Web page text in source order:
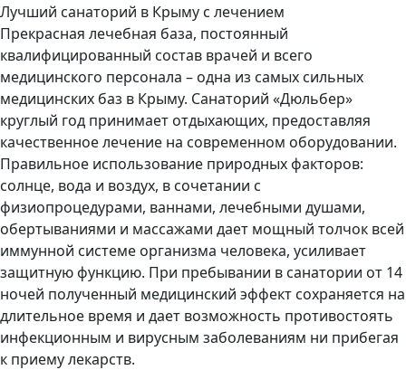
Лучший санаторий в Крыму с лечением
Прекрасная лечебная база, постоянный
квалифицированный состав врачей и всего
медицинского персонала – одна из самых сильных
медицинских баз в Крыму. Санаторий «Дюльбер»
круглый год принимает отдыхающих, предоставляя
качественное лечение на современном оборудовании.
Правильное использование природных факторов:
солнце, вода и воздух, в сочетании с
физиопроцедурами, ваннами, лечебными душами,
обертываниями и массажами дает мощный толчок всей
иммунной системе организма человека, усиливает
защитную функцию. При пребывании в санатории от 14
ночей полученный медицинский эффект сохраняется на
длительное время и дает возможность противостоять
инфекционным и вирусным заболеваниям ни прибегая
к приему лекарств.